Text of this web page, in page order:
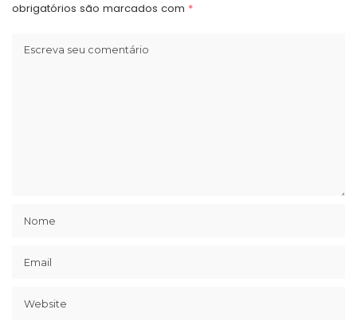
obrigatórios são marcados com *